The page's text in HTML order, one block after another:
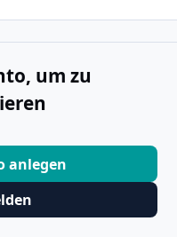
um zu
anlegen